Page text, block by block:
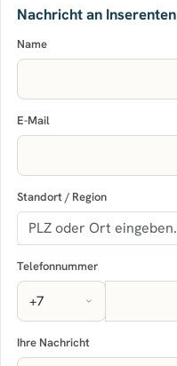
Nachricht an Inserenten
Name
E-Mail
Standort / Region
Telefonnummer
Ihre Nachricht